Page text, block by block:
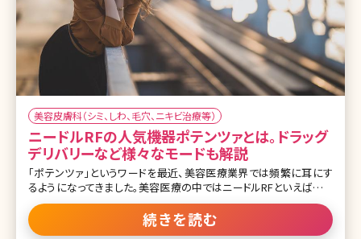
美容皮膚科（シミ、しわ、毛穴、ニキビ治療等）
ニードルRFの人気機器ポテンツァとは。ドラッグ
デリバリーなど様々なモードも解説
「ポテンツァ」というワードを最近、美容医療業界では頻繁に耳にす
るようになってきました。美容医療の中ではニードルRFといえばポテ
ンツァというくらい有名になった機械ですが、まだまだ新しい機械で
すので、初めて耳にする方も少なくはないでしょう。 ニードルRFにも
シルファームやモフィウスといった機械がありますが、どのように違う
続きを読む